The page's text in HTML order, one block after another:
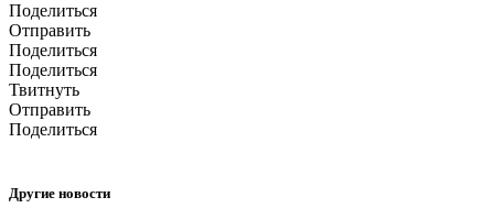
Поделиться
Отправить
Поделиться
Поделиться
Твитнуть
Отправить
Поделиться
Другие новости